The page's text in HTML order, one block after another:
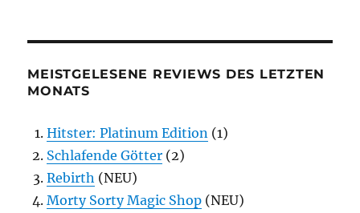
MEISTGELESENE REVIEWS DES LETZTEN
MONATS
Hitster: Platinum Edition (1)
Schlafende Götter (2)
Rebirth (NEU)
Morty Sorty Magic Shop (NEU)